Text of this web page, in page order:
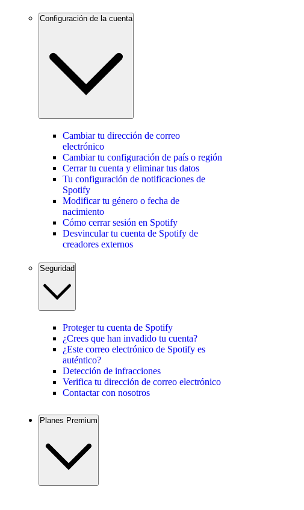
Configuración de la cuenta
Cambiar tu dirección de correo
electrónico
Cambiar tu configuración de país o región
Cerrar tu cuenta y eliminar tus datos
Tu configuración de notificaciones de
Spotify
Modificar tu género o fecha de
nacimiento
Cómo cerrar sesión en Spotify
Desvincular tu cuenta de Spotify de
creadores externos
Seguridad
Proteger tu cuenta de Spotify
¿Crees que han invadido tu cuenta?
¿Este correo electrónico de Spotify es
auténtico?
Detección de infracciones
Verifica tu dirección de correo electrónico
Contactar con nosotros
Planes Premium